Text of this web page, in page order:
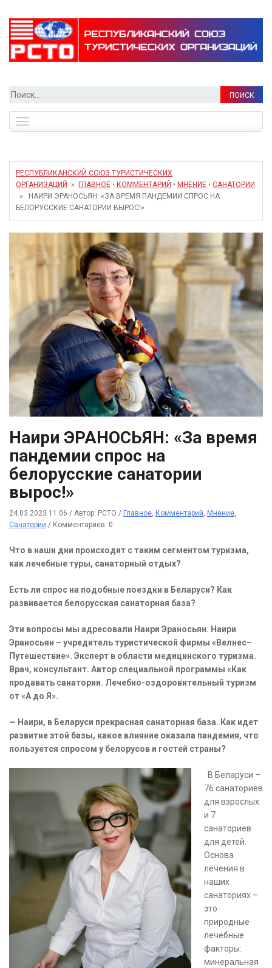
Найти:
navigation
РЕСПУБЛИКАНСКИЙ СОЮЗ ТУРИСТИЧЕСКИХ
ОРГАНИЗАЦИЙ
» ГЛАВНОЕ • КОММЕНТАРИЙ • МНЕНИЕ • САНАТОРИИ
» НАИРИ ЭРАНОСЬЯН: «ЗА ВРЕМЯ ПАНДЕМИИ СПРОС НА
БЕЛОРУССКИЕ САНАТОРИИ ВЫРОС!»
Наири ЭРАНОСЬЯН: «За время
пандемии спрос на
белорусские санатории
вырос!»
24.03.2023 11:06 / Автор: РСТО / Главное, Комментарий, Мнение,
Санатории / Комментариев: 0
Что в наши дни происходит с таким сегментом туризма,
как лечебные туры, санаторный отдых?
Есть ли спрос на подобные поездки в Беларуси? Как
развивается белорусская санаторная база?
Эти вопросы мы адресовали Наири Эраносьян. Наири
Эраносьян – учредитель туристической фирмы «Велнес–
Путешествие». Эксперт в области медицинского туризма.
Врач, консультант. Автор специальной программы «Как
продавать санатории. Лечебно-оздоровительный туризм
от «А до Я».
— Наири, в Беларуси прекрасная санаторная база. Как идет
развитие этой базы, какое влияние оказала пандемия, что
пользуется спросом у белорусов и гостей страны?
В Беларуси –
76 санаториев
для взрослых
и 7
санаториев
для детей.
Основа
лечения в
наших
санаториях –
это
природные
лечебные
факторы:
минеральная